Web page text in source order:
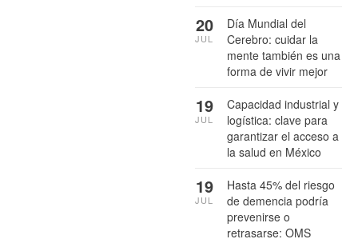
Día Mundial del
Cerebro: cuidar la
mente también es una
forma de vivir mejor
20
JUL
Capacidad industrial y
logística: clave para
garantizar el acceso a
la salud en México
19
JUL
Hasta 45% del riesgo
de demencia podría
prevenirse o
retrasarse: OMS
19
JUL